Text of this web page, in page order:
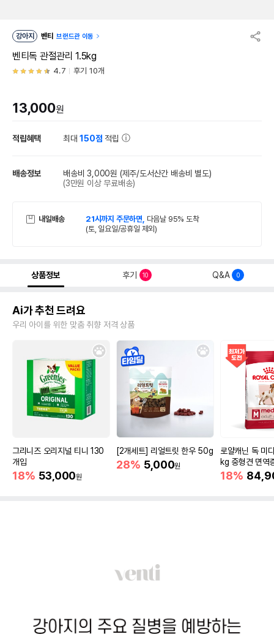
강아지 벤티 브랜드관 이동
벤티독 관절관리 1.5kg
4.7 후기 10개
13,000원
적립혜택 최대150점 적립
배송정보 배송비 3,000원 (제주/도서산간 배송비 별도)
(3만원 이상 무료배송)
내일배송 21시까지 주문하면, 다음날 95% 도착
(토, 일요일/공휴일 제외)
상품정보 후기 10 Q&A 0
Ai가 추천 드려요
우리 아이를 위한 맞춤 취향 저격 상품
그리니즈 오리지널 티니 130
개입
18% 53,000원
[2개세트] 리얼트릿 한우 50g
28% 5,000원
로얄캐닌 독 미
kg 중형견 면역
18%